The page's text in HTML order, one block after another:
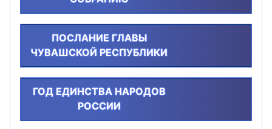
ПОСЛАНИЕ ГЛАВЫ
ЧУВАШСКОЙ РЕСПУБЛИКИ
ГОД ЕДИНСТВА НАРОДОВ
РОССИИ